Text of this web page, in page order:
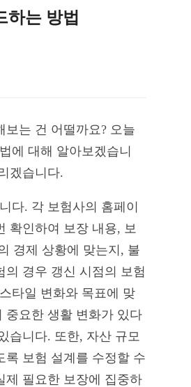
하는 방법
보는 건 어떨까요? 오늘
에 대해 알아보겠습니
겠습니다.
다. 각 보험사의 홈페이
확인하여 보장 내용, 보
경제 상황에 맞는지, 불
경우 갱신 시점의 보험
타일 변화와 목표에 맞
중요한 생활 변화가 있다
습니다. 또한, 자산 규모
록 보험 설계를 수정할 수
제 필요한 보장에 집중하